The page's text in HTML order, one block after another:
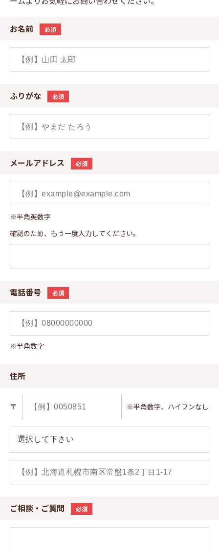
お名前 必須
ふりがな 必須
メールアドレス 必須
※半角英数字
確認のため、もう一度入力してください。
電話番号 必須
※半角数字
住所
〒 ※半角数字、ハイフンなし
ご相談・ご質問 必須